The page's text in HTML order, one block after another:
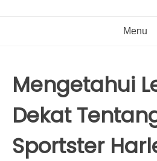
Menu
Mengetahui
Dekat
Sportster